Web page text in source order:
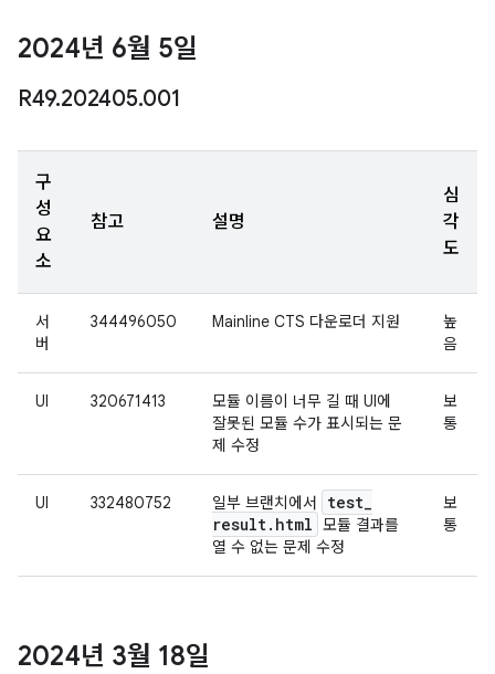
2024년 6월 5일
R49.202405.001
구
성
요
소
참고 설명
심
각
도
서
버
344496050 Mainline CTS 다운로더 지원
높
음
UI 320671413
모듈 이름이 너무 길 때 UI에
잘못된 모듈 수가 표시되는 문
제 수정
보
통
UI 332480752 일부 브랜치에서 test_
result. html 모듈 결과를
열 수 없는 문제 수정
보
통
2024년 3월 18일